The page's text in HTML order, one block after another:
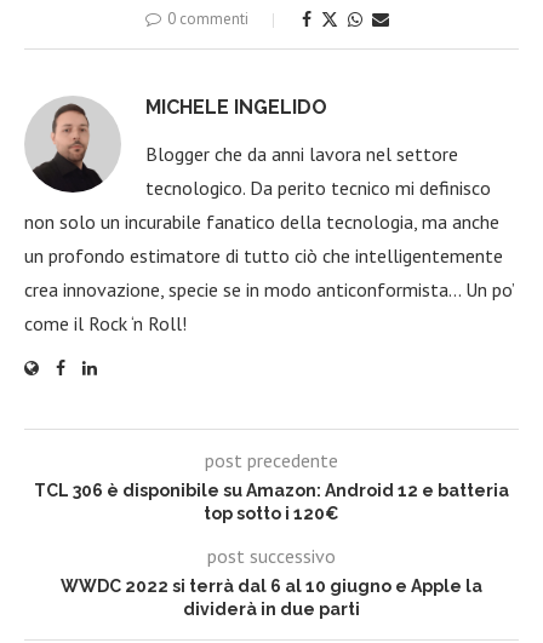
0 commenti
MICHELE INGELIDO
Blogger che da anni lavora nel settore
tecnologico. Da perito tecnico mi definisco
non solo un incurabile fanatico della tecnologia, ma anche
un profondo estimatore di tutto ciò che intelligentemente
crea innovazione, specie se in modo anticonformista… Un po’
come il Rock ‘n Roll!
post precedente
TCL 306 è disponibile su Amazon: Android 12 e batteria
top sotto i 120€
post successivo
WWDC 2022 si terrà dal 6 al 10 giugno e Apple la
dividerà in due parti